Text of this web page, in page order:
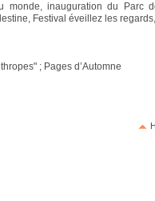
monde, inauguration du Parc
Festival éveillez les
; Pages d’Automne